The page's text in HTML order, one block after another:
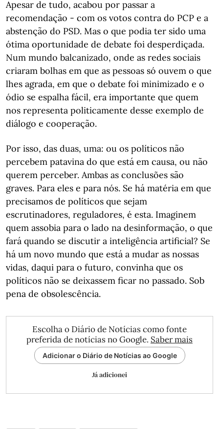
Apesar de tudo, acabou por passar a
recomendação - com os votos contra do PCP e a
abstenção do PSD. Mas o que podia ter sido uma
ótima oportunidade de debate foi desperdiçada.
Num mundo balcanizado, onde as redes sociais
criaram bolhas em que as pessoas só ouvem o que
lhes agrada, em que o debate foi minimizado e o
ódio se espalha fácil, era importante que quem
nos representa politicamente desse exemplo de
diálogo e cooperação.
Por isso, das duas, uma: ou os políticos não
percebem patavina do que está em causa, ou não
querem perceber. Ambas as conclusões são
graves. Para eles e para nós. Se há matéria em que
precisamos de políticos que sejam
escrutinadores, reguladores, é esta. Imaginem
quem assobia para o lado na desinformação, o que
fará quando se discutir a inteligência artificial? Se
há um novo mundo que está a mudar as nossas
vidas, daqui para o futuro, convinha que os
políticos não se deixassem ficar no passado. Sob
pena de obsolescência.
Escolha o Diário de Notícias como fonte
preferida de notícias no Google. Saber mais
Adicionar o Diário de Notícias ao Google
Já adicionei